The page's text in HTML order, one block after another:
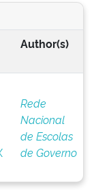
Author(s)
Rede
Nacional
de Escolas
de Governo